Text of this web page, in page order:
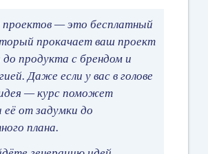
— это бесплатный
прокачает ваш проект
продукта с брендом и
Даже если у вас в голове
— курс поможет
её от задумки до
плана.